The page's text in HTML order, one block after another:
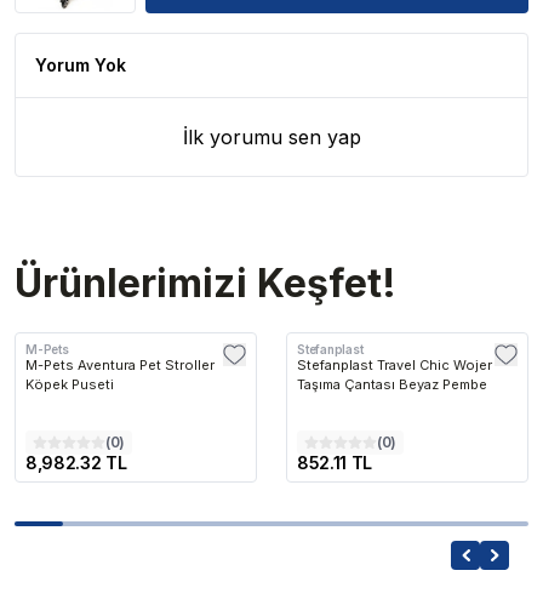
Yorum Yok
İlk yorumu sen yap
Ürünlerimizi Keşfet!
M-Pets
M-Pets Aventura Pet Stroller
Köpek Puseti
(0)
8,982.32 TL
Stefanplast
Stefanplast Travel Chic Wojer
Taşıma Çantası Beyaz Pembe
(0)
852.11 TL